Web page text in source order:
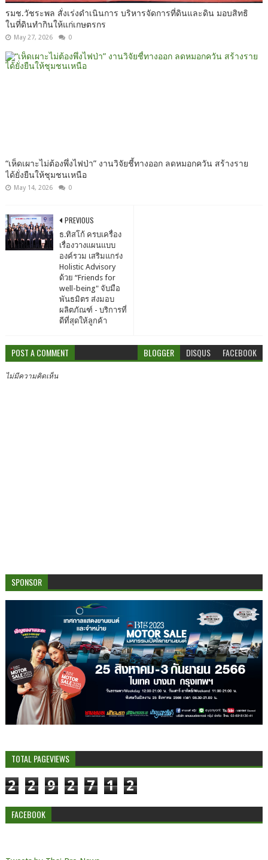
รมช.วัชระพล สั่งเร่งดำเนินการ บริหารจัดการที่ดินและดิน มอบสิทธิ
ในที่ดินทำกินให้แก่เกษตรกร
May 27, 2026 0
“เห็ดเผาะไม่ต้องพึ่งไฟป่า” งานวิจัยชี้ทางออก ลดหมอกควัน สร้างราย
ได้ยั่งยืนให้ชุมชนเหนือ
May 14, 2026 0
PREVIOUS
ธ.ทิสโก้ ครบเครื่อง
เรื่องวางแผนแบบ
องค์รวม เสริมแกร่ง
Holistic Advisory
ด้วย “Friends for
well-being" จับมือ
พันธมิตร ส่งมอบ
ผลิตภัณฑ์ - บริการที่
ดีที่สุดให้ลูกค้า
POST A COMMENT BLOGGER DISQUS FACEBOOK
ไม่มีความคิดเห็น
SPONSOR
TOTAL PAGEVIEWS
2 2 9 2 7 1 2
FACEBOOK